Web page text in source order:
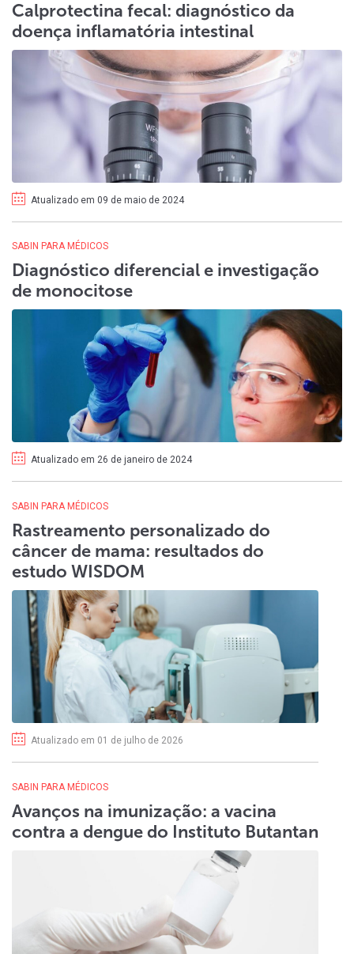
Calprotectina fecal: diagnóstico da
doença inflamatória intestinal
Atualizado em 09 de maio de 2024
SABIN PARA MÉDICOS
Diagnóstico diferencial e investigação
de monocitose
Atualizado em 26 de janeiro de 2024
Atualizado em 01 de julho de 2026
SABIN PARA MÉDICOS
Rastreamento personalizado do
câncer de mama: resultados do
estudo WISDOM
SABIN PARA MÉDICOS
Avanços na imunização: a vacina
contra a dengue do Instituto Butantan